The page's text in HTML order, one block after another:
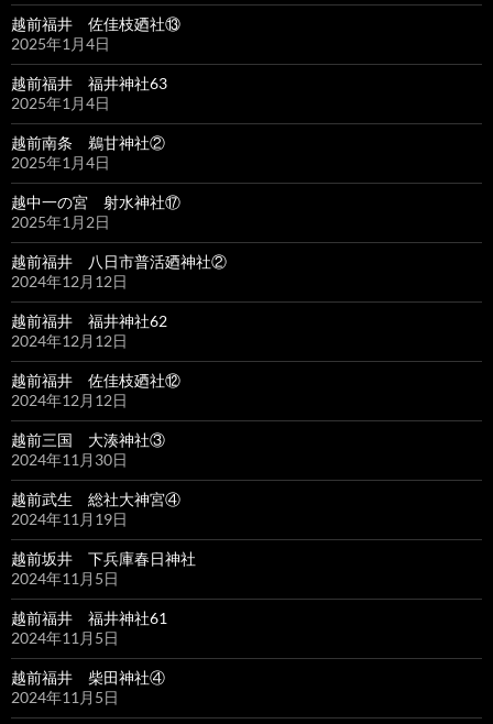
越前福井 佐佳枝廼社⑬
2025年1月4日
越前福井 福井神社63
2025年1月4日
越前南条 鵜甘神社②
2025年1月4日
越中一の宮 射水神社⑰
2025年1月2日
越前福井 八日市普活廼神社②
2024年12月12日
越前福井 福井神社62
2024年12月12日
越前福井 佐佳枝廼社⑫
2024年12月12日
越前三国 大湊神社③
2024年11月30日
越前武生 総社大神宮④
2024年11月19日
越前坂井 下兵庫春日神社
2024年11月5日
越前福井 福井神社61
2024年11月5日
越前福井 柴田神社④
2024年11月5日